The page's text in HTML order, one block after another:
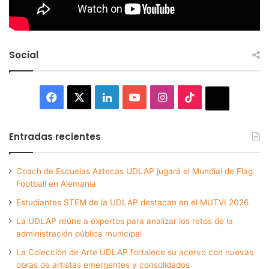
Social
Facebook LinkedInYouTubeInstagram
Entradas recientes
Coach de Escuelas Aztecas UDLAP jugará el Mundial de Flag
Football en Alemania
Estudiantes STEM de la UDLAP destacan en el MUTVI 2026
La UDLAP reúne a expertos para analizar los retos de la
administración pública municipal
La Colección de Arte UDLAP fortalece su acervo con nuevas
obras de artistas emergentes y consolidados